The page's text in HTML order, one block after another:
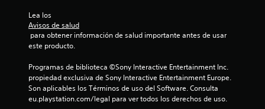
c
o
n
Lea los
Avisos de salud
este producto.
Programas de biblioteca ©Sony Interactive Entertainment Inc.
propiedad exclusiva de Sony Interactive Entertainment Europe.
Son aplicables los Términos de uso del Software. Consulta
eu.playstation.com/legal para ver todos los derechos de uso.